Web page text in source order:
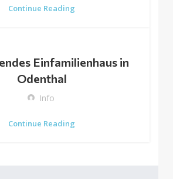
Continue Reading
Einfamilienhaus in
Odenthal
Info
Continue Reading